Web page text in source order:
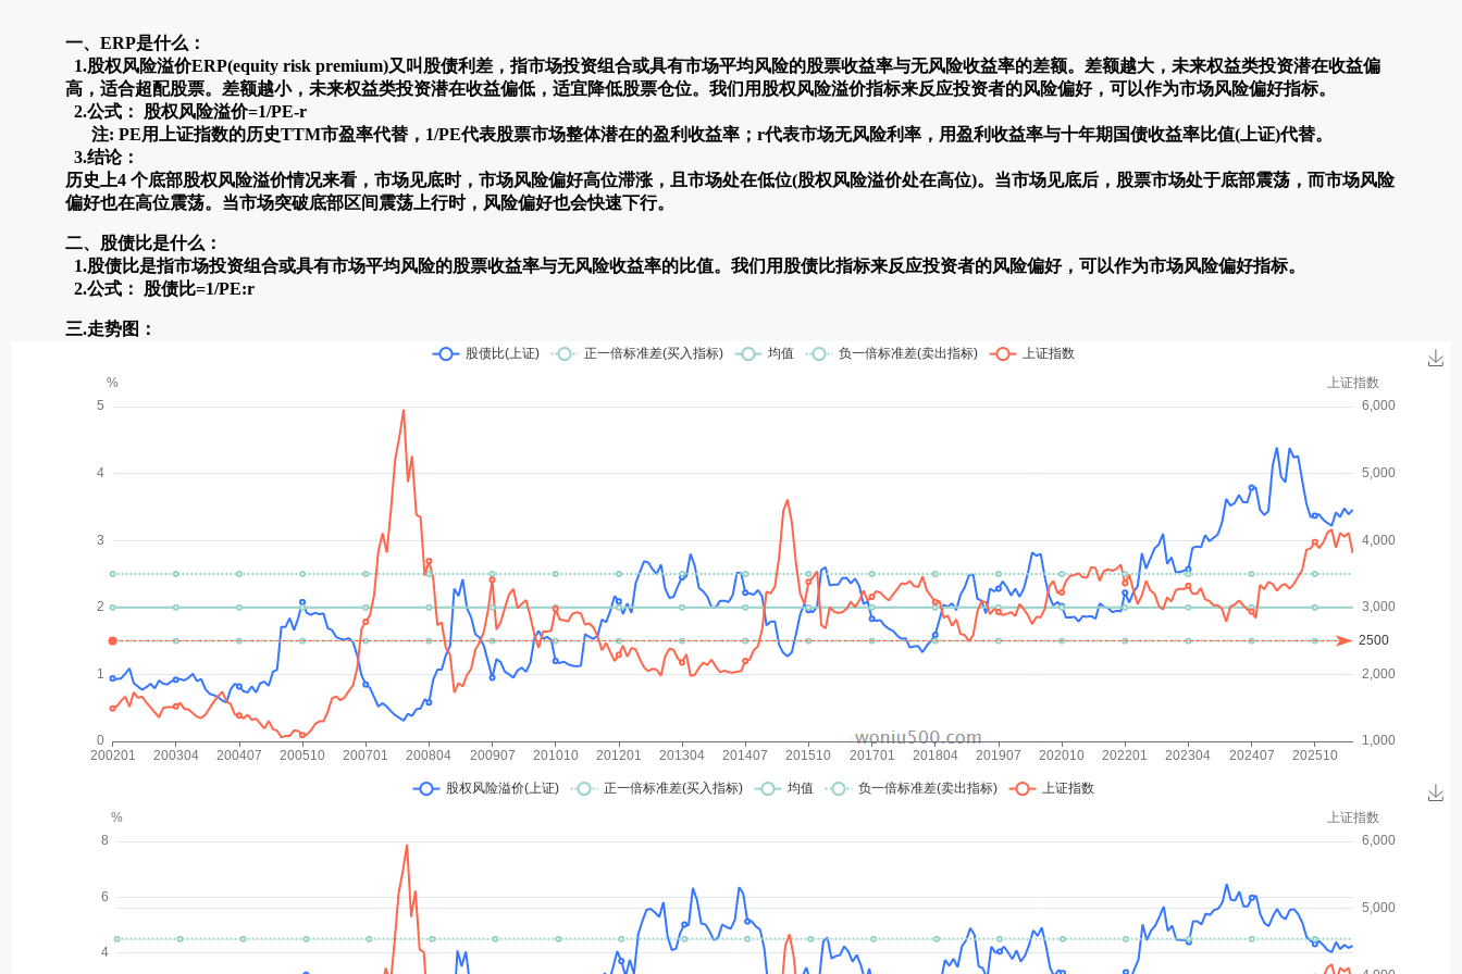
一、ERP是什么：
1.股权风险溢价ERP(equity risk premium)又叫股债利差，指市场投资组合或具有市场平均风险的股票收益率与无风险收益率的差额。差额越大，未来权益类投资潜在收益偏
高，适合超配股票。差额越小，未来权益类投资潜在收益偏低，适宜降低股票仓位。我们用股权风险溢价指标来反应投资者的风险偏好，可以作为市场风险偏好指标。
2.公式： 股权风险溢价=1/PE-r
注: PE用上证指数的历史TTM市盈率代替，1/PE代表股票市场整体潜在的盈利收益率；r代表市场无风险利率，用盈利收益率与十年期国债收益率比值(上证)代替。
3.结论：
历史上4 个底部股权风险溢价情况来看，市场见底时，市场风险偏好高位滞涨，且市场处在低位(股权风险溢价处在高位)。当市场见底后，股票市场处于底部震荡，而市场风险
偏好也在高位震荡。当市场突破底部区间震荡上行时，风险偏好也会快速下行。
二、股债比是什么：
1.股债比是指市场投资组合或具有市场平均风险的股票收益率与无风险收益率的比值。我们用股债比指标来反应投资者的风险偏好，可以作为市场风险偏好指标。
2.公式： 股债比=1/PE:r
三.走势图：